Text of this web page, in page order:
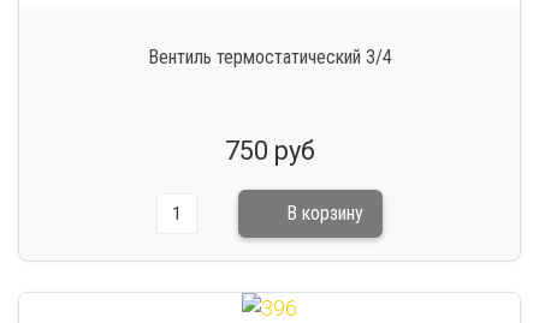
Вентиль термостатический 3/4
750 руб